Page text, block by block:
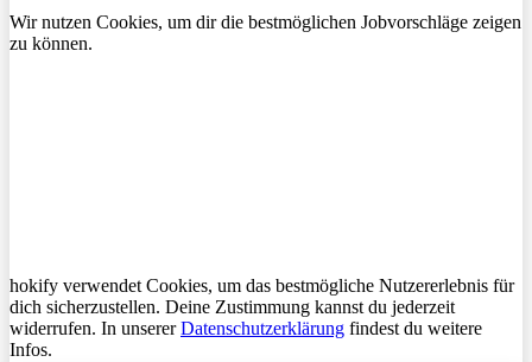
Wir nutzen Cookies, um dir die bestmöglichen Jobvorschläge zeigen
zu können.
hokify verwendet Cookies, um das bestmögliche Nutzererlebnis für
dich sicherzustellen. Deine Zustimmung kannst du jederzeit
widerrufen. In unsererDatenschutzerklärung findest du weitere
Infos.